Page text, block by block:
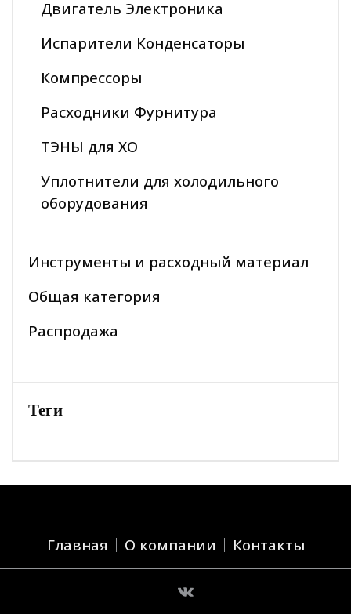
Двигатель Электроника
Испарители Конденсаторы
Компрессоры
Расходники Фурнитура
ТЭНЫ для ХО
Уплотнители для холодильного
оборудования
Инструменты и расходный материал
Общая категория
Распродажа
Теги
Главная О компании Контакты